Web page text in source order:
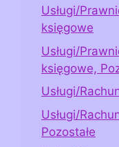
Usługi/
księgowe
Usługi/
księgowe,
Usługi/
Usługi/
Pozostałe